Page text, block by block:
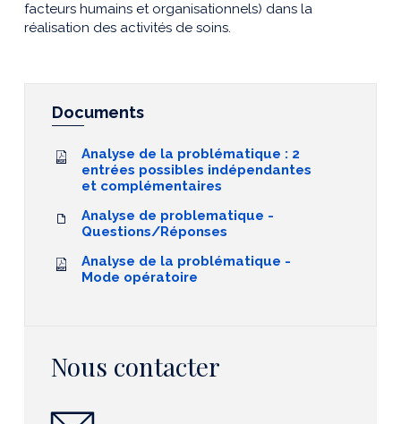
facteurs humains et organisationnels) dans la
réalisation des activités de soins.
Documents
Analyse de la problématique : 2
entrées possibles indépendantes
et complémentaires
Analyse de problematique -
Questions/Réponses
Analyse de la problématique -
Mode opératoire
Nous contacter